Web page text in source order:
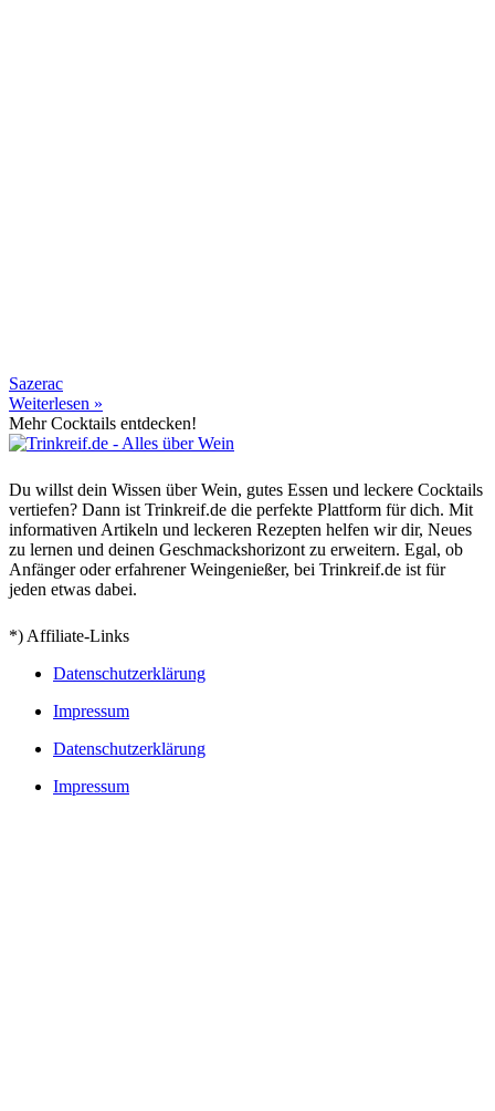
Sazerac
Weiterlesen »
Mehr Cocktails entdecken!
Du willst dein Wissen über Wein, gutes Essen und leckere Cocktails
vertiefen? Dann ist Trinkreif.de die perfekte Plattform für dich. Mit
informativen Artikeln und leckeren Rezepten helfen wir dir, Neues
zu lernen und deinen Geschmackshorizont zu erweitern. Egal, ob
Anfänger oder erfahrener Weingenießer, bei Trinkreif.de ist für
jeden etwas dabei.
*) Affiliate-Links
Datenschutzerklärung
Impressum
Datenschutzerklärung
Impressum